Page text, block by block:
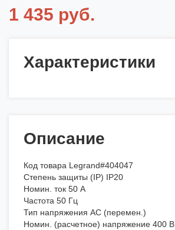
1 435 руб.
Характеристики
Описание
Код товара Legrand#404047
Степень защиты (IP) IP20
Номин. ток 50 А
Частота 50 Гц
Тип напряжения AC (перемен.)
Номин. (расчетное) напряжение 400 В